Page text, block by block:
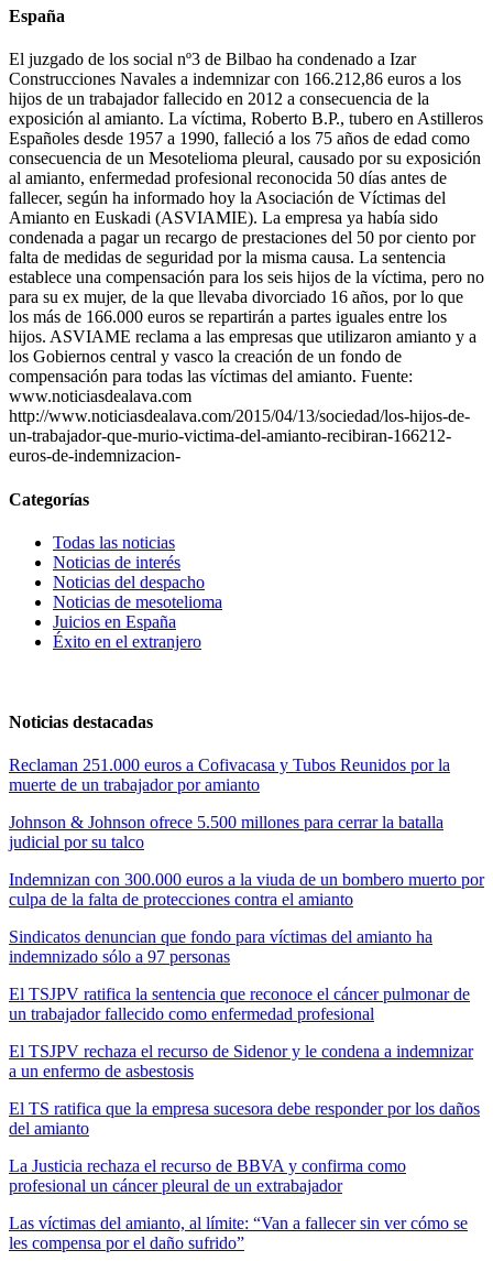
España
El juzgado de los social nº3 de Bilbao ha condenado a Izar
Construcciones Navales a indemnizar con 166.212,86 euros a los
hijos de un trabajador fallecido en 2012 a consecuencia de la
exposición al amianto. La víctima, Roberto B.P., tubero en Astilleros
Españoles desde 1957 a 1990, falleció a los 75 años de edad como
consecuencia de un Mesotelioma pleural, causado por su exposición
al amianto, enfermedad profesional reconocida 50 días antes de
fallecer, según ha informado hoy la Asociación de Víctimas del
Amianto en Euskadi (ASVIAMIE). La empresa ya había sido
condenada a pagar un recargo de prestaciones del 50 por ciento por
falta de medidas de seguridad por la misma causa. La sentencia
establece una compensación para los seis hijos de la víctima, pero no
para su ex mujer, de la que llevaba divorciado 16 años, por lo que
los más de 166.000 euros se repartirán a partes iguales entre los
hijos. ASVIAME reclama a las empresas que utilizaron amianto y a
los Gobiernos central y vasco la creación de un fondo de
compensación para todas las víctimas del amianto. Fuente:
www.noticiasdealava.com
http://www.noticiasdealava.com/2015/04/13/sociedad/los-hijos-de-
un-trabajador-que-murio-victima-del-amianto-recibiran-166212-
euros-de-indemnizacion-
Categorías
Todas las noticias
Noticias de interés
Noticias del despacho
Noticias de mesotelioma
Juicios en España
Éxito en el extranjero
Noticias destacadas
Reclaman 251.000 euros a Cofivacasa y Tubos Reunidos por la
muerte de un trabajador por amianto
Johnson & Johnson ofrece 5.500 millones para cerrar la batalla
judicial por su talco
Indemnizan con 300.000 euros a la viuda de un bombero muerto por
culpa de la falta de protecciones contra el amianto
Sindicatos denuncian que fondo para víctimas del amianto ha
indemnizado sólo a 97 personas
El TSJPV ratifica la sentencia que reconoce el cáncer pulmonar de
un trabajador fallecido como enfermedad profesional
El TSJPV rechaza el recurso de Sidenor y le condena a indemnizar
a un enfermo de asbestosis
El TS ratifica que la empresa sucesora debe responder por los daños
del amianto
La Justicia rechaza el recurso de BBVA y confirma como
profesional un cáncer pleural de un extrabajador
Las víctimas del amianto, al límite: “Van a fallecer sin ver cómo se
les compensa por el daño sufrido”